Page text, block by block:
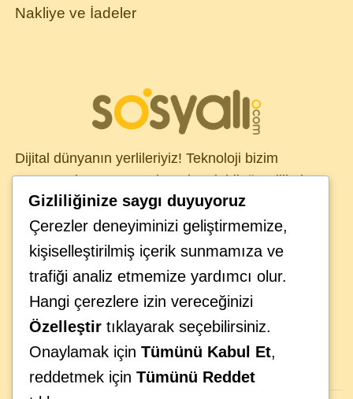
Nakliye ve İadeler
Dijital dünyanın yerlileriyiz! Teknoloji bizim
DNA’mızda var. Sosyal medya dahil tüm dijital
kanallarda, global müşterilerimiz için çözümler
üretiyoruz. Sosyali ekibinizin ayrılmaz bir parçası
olarak görüyor, teknolojinin iş organizasyonlarının
geleceği üzerindeki etkisini anlıyoruz. Geleceğin
provasını bugünden yaparak iş hedeflerinize
ulaşmanıza yardımcı oluyoruz.
Gizliliğinize saygı duyuyoruz
Çerezler deneyiminizi geliştirmemize,
kişiselleştirilmiş içerik sunmamıza ve
trafiği analiz etmemize yardımcı olur.
Hangi çerezlere izin vereceğinizi
Özelleştir tıklayarak seçebilirsiniz.
Onaylamak için Tümünü Kabul Et,
reddetmek için Tümünü Reddet